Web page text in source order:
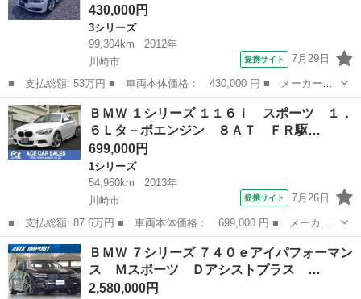
430,000円
3シリーズ
99,304km
2012年
川崎市
提携サイト 7月29日
■ 支払総額: 53万円 ■ 車両本体価格： 430,000 円 ■ メーカー
名： ＢＭＷ ■ 車種名： ３シリーズ ■ グレード名： ３２０
ｉ スポーツ スマートキー プッシュスタート パワーシート Ｈ
ＤＤナビ パワース...
神奈川 川崎市
ＢＭＷ １シリーズ １１６ｉ スポーツ １．
６Ｌタ－ボエンジン ８ＡＴ ＦＲ駆…
699,000円
1シリーズ
54,960km
2013年
川崎市
提携サイト 7月26日
■ 支払総額: 87.6万円 ■ 車両本体価格： 699,000 円 ■ メーカー
名： ＢＭＷ ■ 車種名： １シリーズ ■ グレード名： １１６
ｉ スポーツ １．６Ｌタ－ボエンジン ８ＡＴ ＦＲ駆動 アルピ
ンホワイト Ｍ...
神奈川 川崎市
ＢＭＷ ７シリーズ ７４０ｅアイパフォーマン
ス Ｍスポーツ Ｄアシストプラス …
2,580,000円